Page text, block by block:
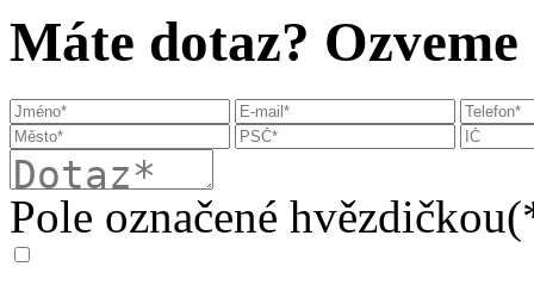
Máte dotaz? Ozveme
Pole označené